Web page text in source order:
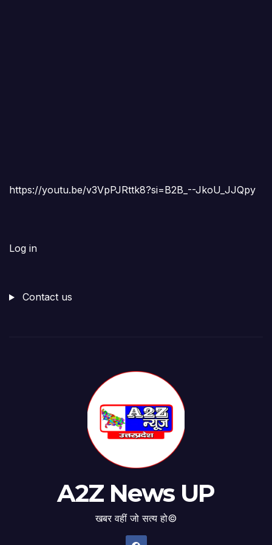
https://youtu.be/v3VpPJRttk8?si=B2B_--JkoU_JJQpy
Log in
Contact us
A2Z News UP
खबर वहीं जो सत्य हो©